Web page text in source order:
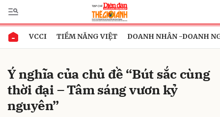
VCCI TIỀM NĂNG VIỆT DOANH NHÂN -DOANH
Ý nghĩa của chủ đề “Bút sắc cùng
thời đại – Tâm sáng vươn kỷ
nguyên”
Gửi bình luận